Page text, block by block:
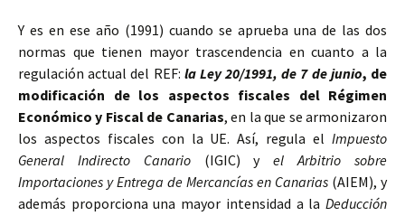
Y es en ese año (1991) cuando se aprueba una de las dos
normas que tienen mayor trascendencia en cuanto a la
regulación actual del REF: la Ley 20/1991, de 7 de junio, de
modificación de los aspectos fiscales del Régimen
Económico y Fiscal de Canarias, en la que se armonizaron
los aspectos fiscales con la UE. Así, regula el Impuesto
General Indirecto Canario(IGIC) yel Arbitrio sobre
Importaciones y Entrega de Mercancías en Canarias (AIEM), y
además proporciona una mayor intensidad a la Deducción